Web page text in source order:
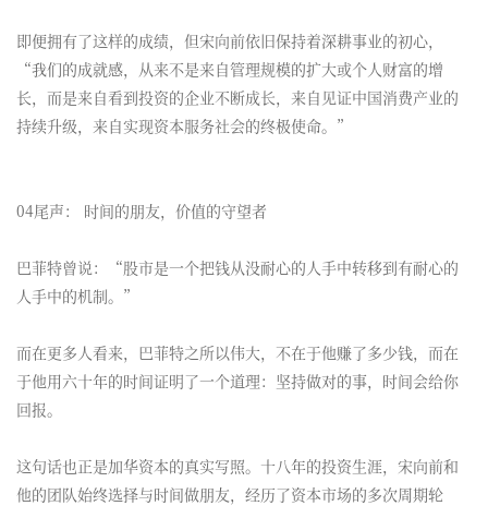
即便拥有了这样的成绩，但宋向前依旧保持着深耕事业的初心，
“我们的成就感，从来不是来自管理规模的扩大或个人财富的增
长，而是来自看到投资的企业不断成长，来自见证中国消费产业的
持续升级，来自实现资本服务社会的终极使命。”
04尾声： 时间的朋友，价值的守望者
巴菲特曾说：“股市是一个把钱从没耐心的人手中转移到有耐心的
人手中的机制。”
而在更多人看来，巴菲特之所以伟大，不在于他赚了多少钱，而在
于他用六十年的时间证明了一个道理：坚持做对的事，时间会给你
回报。
这句话也正是加华资本的真实写照。十八年的投资生涯，宋向前和
他的团队始终选择与时间做朋友，经历了资本市场的多次周期轮